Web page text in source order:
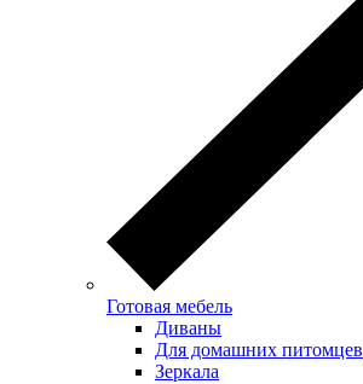
Готовая мебель
Диваны
Для домашних питомцев
Зеркала